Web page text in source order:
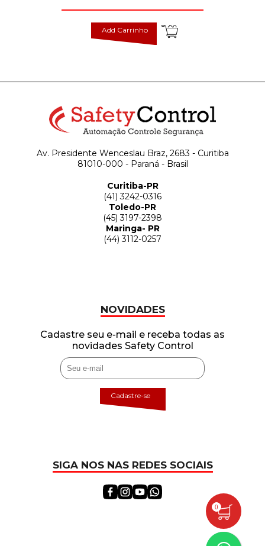
Add Carrinho
Av. Presidente Wenceslau Braz, 2683 - Curitiba
81010-000 - Paraná - Brasil
Curitiba-PR
(41) 3242-0316
Toledo-PR
(45) 3197-2398
Maringa- PR
(44) 3112-0257
NOVIDADES
Cadastre seu e-mail e receba todas as
novidades Safety Control
Cadastre-se
SIGA NOS NAS REDES SOCIAIS
0